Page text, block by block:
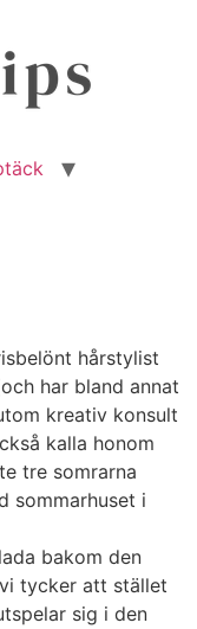
hårstylist
har bland annat
kreativ konsult
kalla honom
tre somrarna
sommarhuset i
bakom den
tycker att stället
sig i den